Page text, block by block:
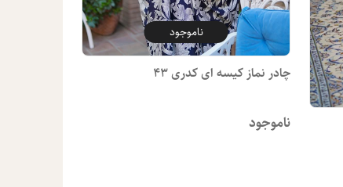
ناموجود
چادر نماز کیسه ای کدری 43
ناموجود